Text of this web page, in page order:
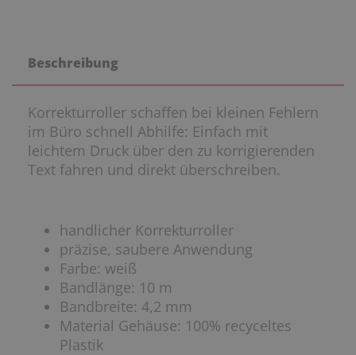
Beschreibung
Korrekturroller schaffen bei kleinen Fehlern
im Büro schnell Abhilfe: Einfach mit
leichtem Druck über den zu korrigierenden
Text fahren und direkt überschreiben.
handlicher Korrekturroller
präzise, saubere Anwendung
Farbe: weiß
Bandlänge: 10 m
Bandbreite: 4,2 mm
Material Gehäuse: 100% recyceltes
Plastik